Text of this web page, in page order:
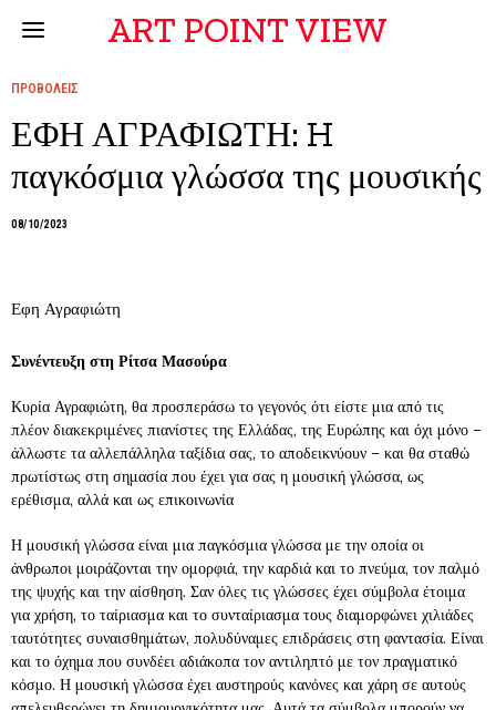
ART POINT VIEW
ΠΡΟΒΟΛΕΙΣ
ΕΦΗ ΑΓΡΑΦΙΩΤΗ: H
παγκόσμια γλώσσα της μουσικής
08/10/2023
Εφη Αγραφιώτη
Συνέντευξη στη Ρίτσα Μασούρα
Κυρία Αγραφιώτη, θα προσπεράσω το γεγονός ότι είστε μια από τις
πλέον διακεκριμένες πιανίστες της Ελλάδας, της Ευρώπης και όχι μόνο –
άλλωστε τα αλλεπάλληλα ταξίδια σας, το αποδεικνύουν – και θα σταθώ
πρωτίστως στη σημασία που έχει για σας η μουσική γλώσσα, ως
ερέθισμα, αλλά και ως επικοινωνία
Η μουσική γλώσσα είναι μια παγκόσμια γλώσσα με την οποία οι
άνθρωποι μοιράζονται την ομορφιά, την καρδιά και το πνεύμα, τον παλμό
της ψυχής και την αίσθηση. Σαν όλες τις γλώσσες έχει σύμβολα έτοιμα
για χρήση, το ταίριασμα και το συνταίριασμα τους διαμορφώνει χιλιάδες
ταυτότητες συναισθημάτων, πολυδύναμες επιδράσεις στη φαντασία. Είναι
και το όχημα που συνδέει αδιάκοπα τον αντιληπτό με τον πραγματικό
κόσμο. Η μουσική γλώσσα έχει αυστηρούς κανόνες και χάρη σε αυτούς